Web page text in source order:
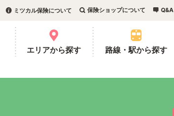
ミツカル保険について 保険ショップについて Q&A
エリアから探す 路線・駅から探す